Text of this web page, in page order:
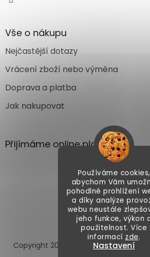
Používáme cookies,
abychom Vám
pohodlné prohlížení
a díky analýze
webu neustále
jeho funkce, výkon
použitelnost. Více
informací zde.
Nastavení
Vše o nákupu
Nejčastější dotazy
Vrácení zboží nebo výměna
Doprava a platba
Jak nakupovat
Přijímáme online platby
Vytvořil
Copyright 2026 Autoface.cz.